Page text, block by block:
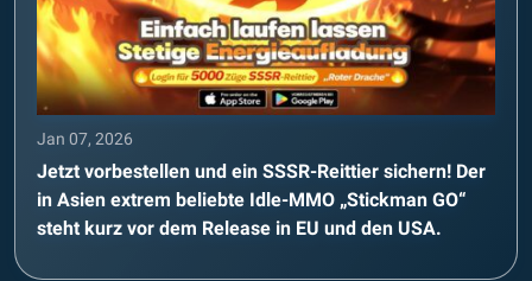
Jan 07, 2026
Jetzt vorbestellen und ein SSSR-Reittier sichern! Der
in Asien extrem beliebte Idle-MMO „Stickman GO“
steht kurz vor dem Release in EU und den USA.